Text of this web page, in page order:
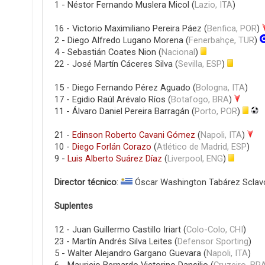
1 - Néstor Fernando Muslera Micol (Lazio, ITA)
16 - Victorio Maximiliano Pereira Páez (Benfica, POR)
2 - Diego Alfredo Lugano Morena (Fenerbahçe, TUR)
4 - Sebastián Coates Nion (Nacional)
22 - José Martín Cáceres Silva (Sevilla, ESP)
15 - Diego Fernando Pérez Aguado (Bologna, ITA)
17 - Egidio Raúl Arévalo Ríos (Botafogo, BRA)
11 - Álvaro Daniel Pereira Barragán (Porto, POR)
21 - Edinson Roberto Cavani Gómez (Napoli, ITA)
10 - Diego Forlán Corazo (Atlético de Madrid, ESP)
9 - Luis Alberto Suárez Díaz (Liverpool, ENG)
Director técnico: Óscar Washington Tabárez
Suplentes
12 - Juan Guillermo Castillo Iriart (Colo-Colo, CHI)
23 - Martín Andrés Silva Leites (Defensor Sporting)
5 - Walter Alejandro Gargano Guevara (Napoli, ITA)